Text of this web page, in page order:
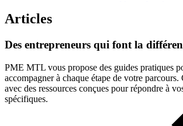
Articles
Des entrepreneurs qui font la
PME MTL vous propose des guides pratiques
accompagner à chaque étape de votre parcours.
avec des ressources conçues pour répondre à
spécifiques.